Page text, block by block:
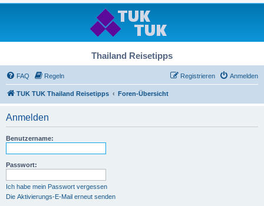
Thailand Reisetipps
FAQ Regeln Anmelden
Registrieren
TUK TUK Thailand Reisetipps Foren-Übersicht
Anmelden
Benutzername:
Passwort:
Ich habe mein Passwort vergessen
Die Aktivierungs-E-Mail erneut senden